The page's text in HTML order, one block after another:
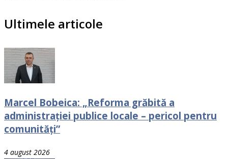
Ultimele articole
Marcel Bobeica: „Reforma grăbită a
administrației publice locale – pericol pentru
comunități”
4 august 2026